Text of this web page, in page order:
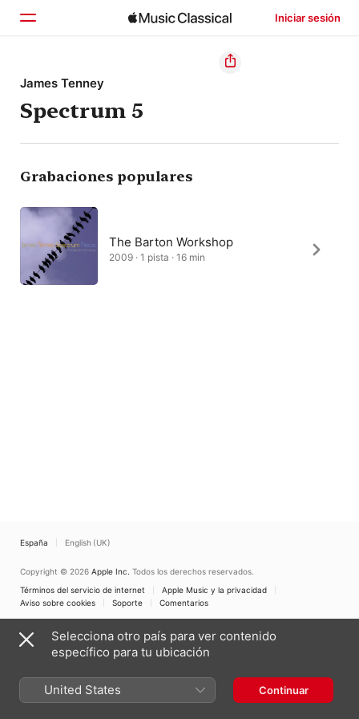
Iniciar sesión
Inicio
Explorar
Buscar
James Tenney
Spectrum 5
Grabaciones populares
The Barton Workshop
2009 · 1 pista · 16 min
España English (UK)
Copyright © 2026 Apple Inc. Todos los derechos reservados.
Términos del servicio de internet
Apple Music y la privacidad
Aviso sobre cookies
Soporte Comentarios
Selecciona otro país para ver contenido
específico para tu ubicación
United States Continuar